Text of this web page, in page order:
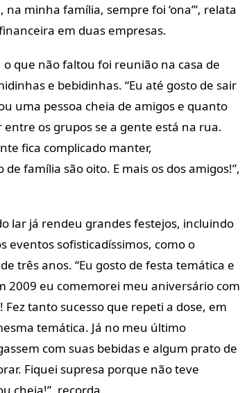
minha família, sempre foi ‘ona’”, relata
em duas empresas.
que não faltou foi reunião na casa de
e bebidinhas. “Eu até gosto de sair
uma pessoa cheia de amigos e quanto
os grupos se a gente está na rua.
fica complicado manter,
família são oito. E mais os dos amigos!”,
lar já rendeu grandes festejos, incluindo
eventos sofisticadíssimos, como o
três anos. “Eu gosto de festa temática e
2009 eu comemorei meu aniversário com
Fez tanto sucesso que repeti a dose, em
temática. Já no meu último
com suas bebidas e algum prato de
Fiquei supresa porque não teve